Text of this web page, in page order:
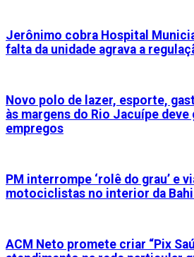
Jerônimo cobra Hospital
falta da unidade agrava a
Novo polo de lazer, esporte,
às margens do Rio Jacuípe deve
empregos
PM interrompe ‘rolê do grau’ e
motociclistas no interior da
ACM Neto promete criar “Pix